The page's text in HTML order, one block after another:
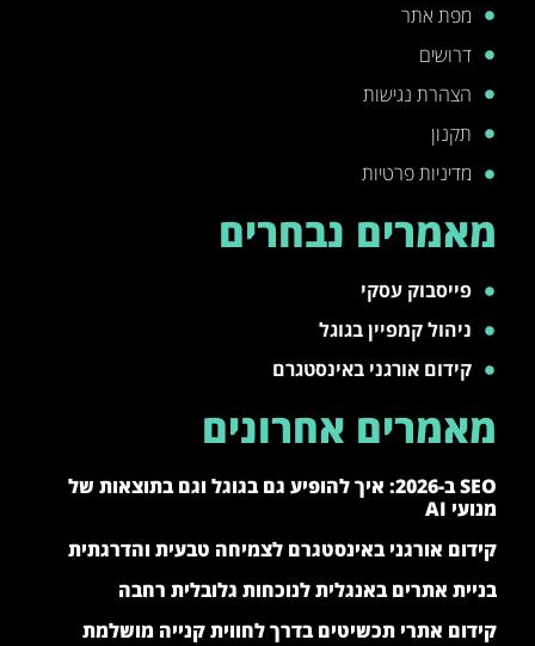
מפת אתר
דרושים
הצהרת נגישות
תקנון
מדיניות פרטיות
מאמרים נבחרים
פייסבוק עסקי
ניהול קמפיין בגוגל
קידום אורגני באינסטגרם
מאמרים אחרונים
SEO ב-2026: איך להופיע גם בגוגל וגם בתוצאות של
מנועי AI
קידום אורגני באינסטגרם לצמיחה טבעית והדרגתית
בניית אתרים באנגלית לנוכחות גלובלית רחבה
קידום אתרי תכשיטים בדרך לחווית קנייה מושלמת